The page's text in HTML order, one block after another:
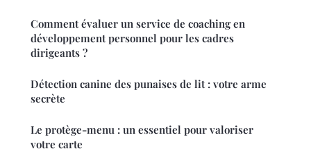
Comment évaluer un service de coaching en
développement personnel pour les cadres
dirigeants ?
Détection canine des punaises de lit : votre arme
secrète
Le protège-menu : un essentiel pour valoriser
votre carte